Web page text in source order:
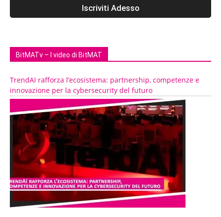
BitMATv – I video di BitMAT
TrendAI rafforza l’ecosistema: partnership, competenze e
innovazione per la cybersecurity del futuro